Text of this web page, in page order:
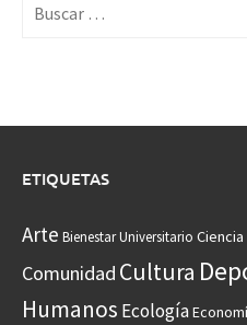
ETIQUETAS
Arte Bienestar Universitario Ciencia
Comunidad Cultura
Humanos Ecología